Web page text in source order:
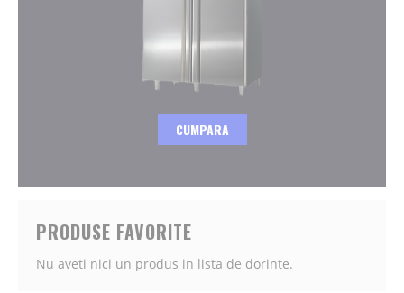
CUMPARA
PRODUSE FAVORITE
Nu aveti nici un produs in lista de dorinte.